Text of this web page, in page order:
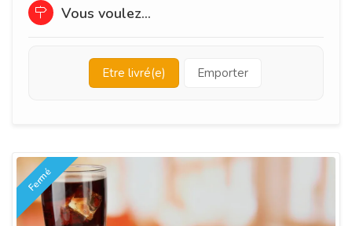
Vous voulez...
Etre livré(e) Emporter
Fermé